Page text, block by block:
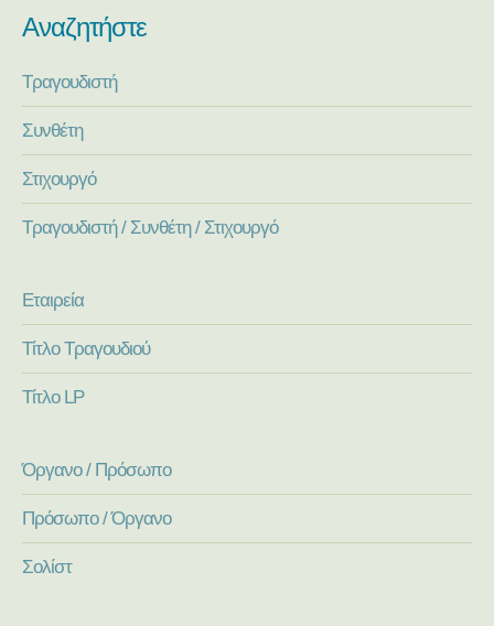
Αναζητήστε
Τραγουδιστή
Συνθέτη
Στιχουργό
Τραγουδιστή / Συνθέτη / Στιχουργό
Εταιρεία
Τίτλο Τραγουδιού
Τίτλο LP
Όργανο / Πρόσωπο
Πρόσωπο / Όργανο
Σολίστ